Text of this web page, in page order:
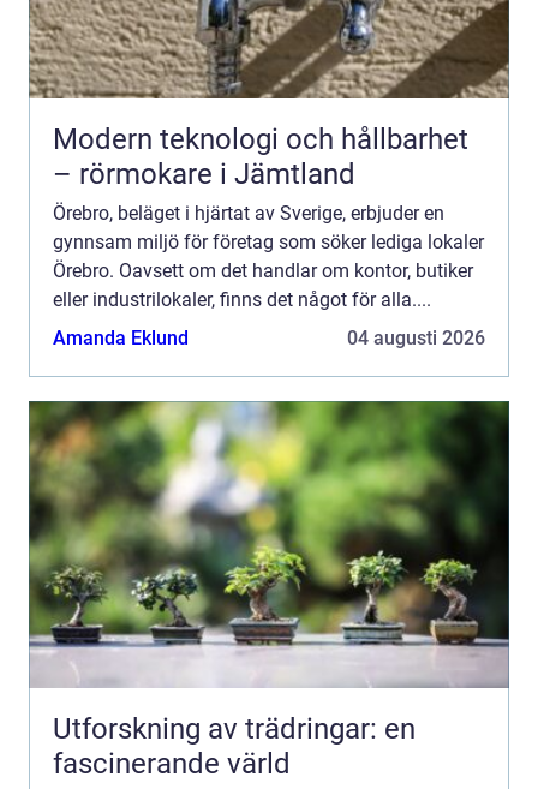
Modern teknologi och hållbarhet
– rörmokare i Jämtland
Örebro, beläget i hjärtat av Sverige, erbjuder en
gynnsam miljö för företag som söker lediga lokaler
Örebro. Oavsett om det handlar om kontor, butiker
eller industrilokaler, finns det något för alla....
Amanda Eklund
04 augusti 2026
Utforskning av trädringar: en
fascinerande värld